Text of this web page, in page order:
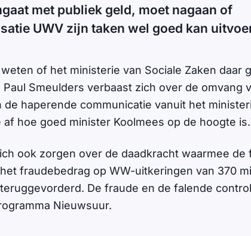
met publiek geld, moet nagaan of
UWV zijn taken wel goed kan
of het ministerie van Sociale Zaken daar
Smeulders verbaast zich over de omvang
haperende communicatie vanuit het
af hoe goed minister Koolmees op de hoogte
ook zorgen over de daadkracht waarmee de
fraudebedrag op WW-uitkeringen van 370
De fraude en de falende
Nieuwsuur.